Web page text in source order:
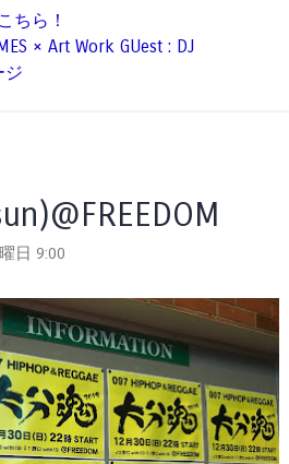
こちら！
× Art Work GUest : DJ
ジ
日 9:00